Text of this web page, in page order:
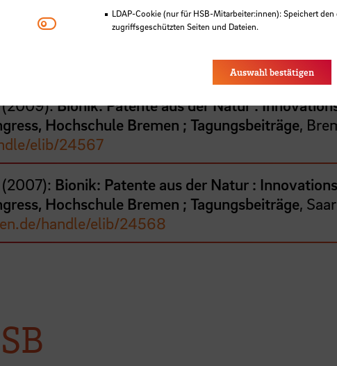
2010):Bionik: Patente aus der Natur :
Hochschule Bremen ; Tagungsbeiträge
,
elib/24566
(2009):Bionik: Patente aus der Natur :
Hochschule Bremen ; Tagungsbeiträge,
elib/24567
(2007): Bionik: Patente aus der Natur :
Hochschule Bremen ; Tagungsbeiträge,
handle/elib/24568
LDAP-Cookie (nur für HSB-Mitarbeiter:innen): Speichert
zugriffsgeschützten Seiten und Dateien.
Youtube
Auswahl bestätigen